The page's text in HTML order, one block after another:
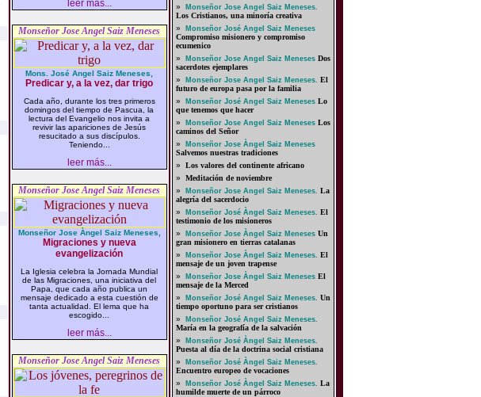
leer más...
Monseñor Jose Angel Saiz Meneses
Mons. José Angel Saiz Meneses,
Predicar y, a la vez, dar trigo
Cada año, durante los tres primeros
domingos del tiempo de Pascua, la
lectura del Evangelio nos invita a
revivir las apariciones de Jesús
resucitado a sus discípulos.
Teniendo...
leer más...
Monseñor Jose Angel Saiz Meneses
Monseñor Jose Àngel Saiz Meneses,
Migraciones y nueva
evangelización
La Iglesia celebra la Jornada Mundial
de las Migraciones, una iniciativa del
Papa, que cada año publica un
mensaje dedicado a esta cuestión de
tanta actualidad. El lema que ha
escogido...
leer más...
Monseñor Jose Angel Saiz Meneses
»
Monseñor Jose Angel Saiz Meneses.
Los Cristianos, una minoría creativa
»
Monseñor José Angel Saiz Meneses
Compromiso misionero y compromiso
ecumenico
»
Monseñor Jose Angel Saiz MenesesDos
sacerdotes ejemplares
»
Monseñor Jose Angel Saiz Meneses. El
futuro de europa pasa por la familia
»
Monseñor José Angel Saiz MenesesLo
que tenemos que hacer
»
Monseñor Jose Angel Saiz MenesesLos
caminos del Señor
»
Monseñor Jose Àngel Saiz Meneses
Salvemos nuestras tradiciones
»
Los valores del continente africano
»
Meditación de noviembre
»
Monseñor Jose Angel Saiz Meneses. La
alegría del sacerdocio
»
Monseñor José Àngel Saiz Meneses. El
testimonio de los misioneros
»
Monseñor Jose Àngel Saiz MenesesUn
gran misionero en tierras catalanas
»
Monseñor Jose Àngel Saiz Meneses. El
mensaje de un joven trapense
»
Monseñor Jose Àngel Saiz MenesesEl
mensaje de la Merced
»
Monseñor José Angel Saiz Meneses. Un
tiempo oportuno para ser cristianos
»
Monseñor José Angel Saiz Meneses.
María en la geografía de la salvación
»
Monseñor José Àngel Saiz Meneses.
Puesta al día de la doctrina social cristiana
»
Monseñor José Àngel Saiz Meneses.
Encuentro europeo de vocaciones
»
Monseñor José Àngel Saiz Meneses. La
humilde muerte de un párroco